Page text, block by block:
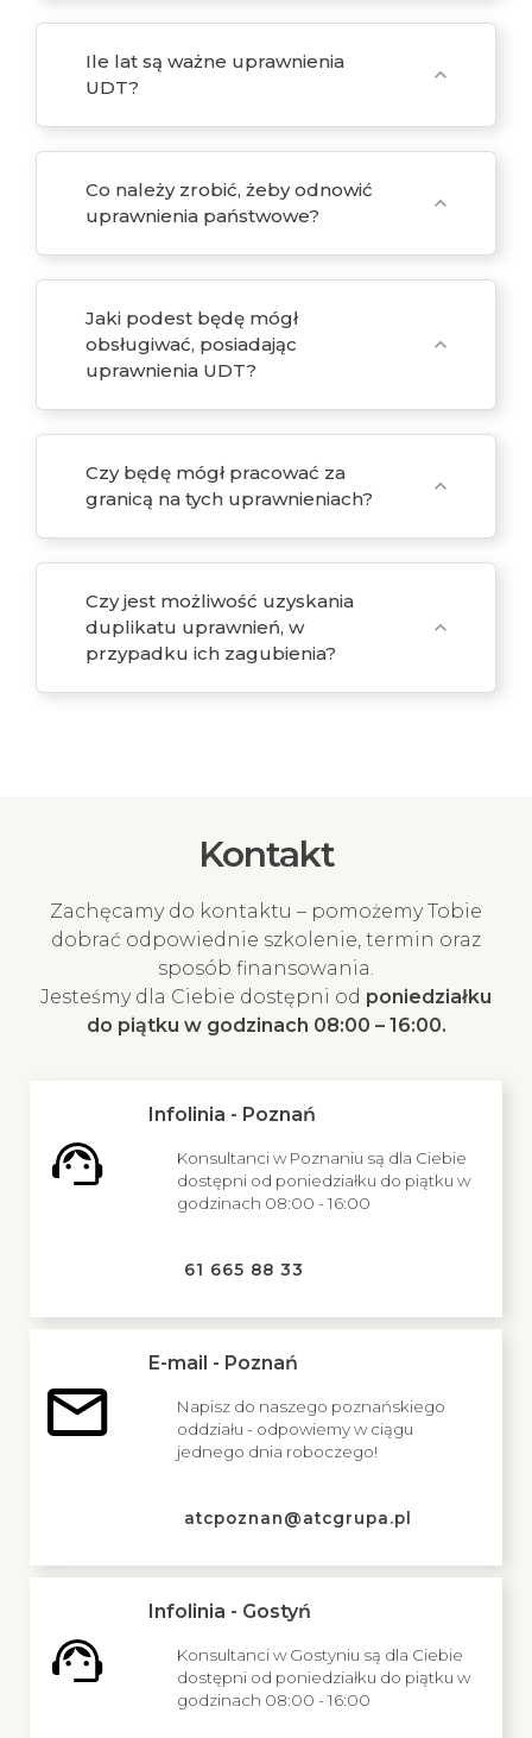
Ile lat są ważne uprawnienia
UDT?
expand_more
Co należy zrobić, żeby odnowić
uprawnienia państwowe?
expand_more
Jaki podest będę mógł
obsługiwać, posiadając
uprawnienia UDT?
expand_more
Czy będę mógł pracować za
granicą na tych uprawnieniach?
expand_more
Czy jest możliwość uzyskania
duplikatu uprawnień, w
przypadku ich zagubienia?
expand_more
Kontakt
Zachęcamy do kontaktu – pomożemy Tobie
dobrać odpowiednie szkolenie, termin oraz
sposób finansowania.
Jesteśmy dla Ciebie dostępni od poniedziałku
do piątku w godzinach 08:00 – 16:00.
Infolinia - Poznań
Konsultanci w Poznaniu są dla Ciebie
dostępni od poniedziałku do piątku w
godzinach 08:00 - 16:00
61 665 88 33
E-mail - Poznań
Napisz do naszego poznańskiego
oddziału - odpowiemy w ciągu
jednego dnia roboczego!
atcpoznan@atcgrupa.pl
Infolinia - Gostyń
Konsultanci w Gostyniu są dla Ciebie
dostępni od poniedziałku do piątku w
godzinach 08:00 - 16:00